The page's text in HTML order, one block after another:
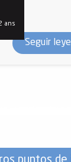
ans
Seguir